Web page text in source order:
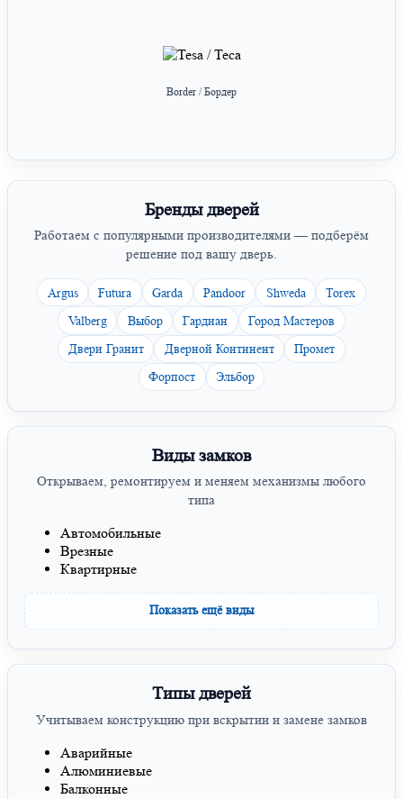
Border / Бордер
Бренды дверей
Работаем с популярными производителями — подберём
решение под вашу дверь.
Argus Futura Garda Pandoor Shweda
Torex
Valberg
Выбор Гардиан
Город Мастеров
Двери Гранит
Дверной Континент
Промет
Форпост
Эльбор
Виды замков
Открываем, ремонтируем и меняем механизмы любого
типа
Автомобильные
Врезные
Квартирные
Показать ещё виды
Типы дверей
Учитываем конструкцию при вскрытии и замене замков
Аварийные
Алюминиевые
Балконные